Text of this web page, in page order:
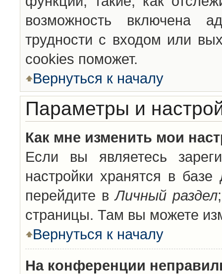
возможность включена
трудности с входом или
cookies поможет.
Вернуться к началу
Параметры и
Как мне изменить мои
Если вы являетесь
настройки хранятся в
перейдите вЛичный раздел
страницы. Там вы можете
Вернуться к началу
На конференции